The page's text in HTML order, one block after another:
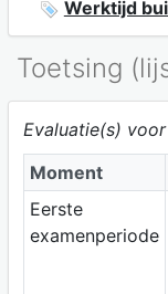
Werktijd
Toetsing
Evaluatie(s)
Moment
Eerste
examenperiode